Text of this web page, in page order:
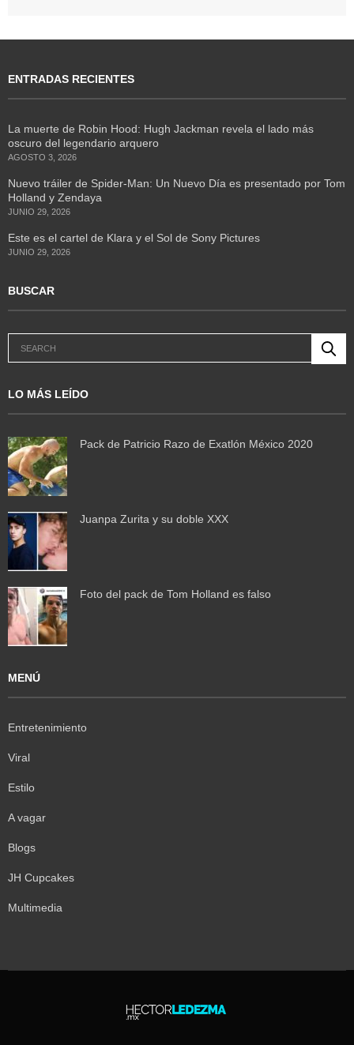
ENTRADAS RECIENTES
La muerte de Robin Hood: Hugh Jackman revela el lado más
oscuro del legendario arquero
AGOSTO 3, 2026
Nuevo tráiler de Spider-Man: Un Nuevo Día es presentado por Tom
Holland y Zendaya
JUNIO 29, 2026
Este es el cartel de Klara y el Sol de Sony Pictures
JUNIO 29, 2026
BUSCAR
LO MÁS LEÍDO
Pack de Patricio Razo de Exatlón México 2020
Juanpa Zurita y su doble XXX
Foto del pack de Tom Holland es falso
MENÚ
Entretenimiento
Viral
Estilo
A vagar
Blogs
JH Cupcakes
Multimedia